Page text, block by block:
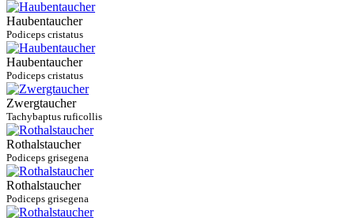
Haubentaucher
Podiceps cristatus
Haubentaucher
Podiceps cristatus
Zwergtaucher
Tachybaptus ruficollis
Rothalstaucher
Podiceps grisegena
Rothalstaucher
Podiceps grisegena